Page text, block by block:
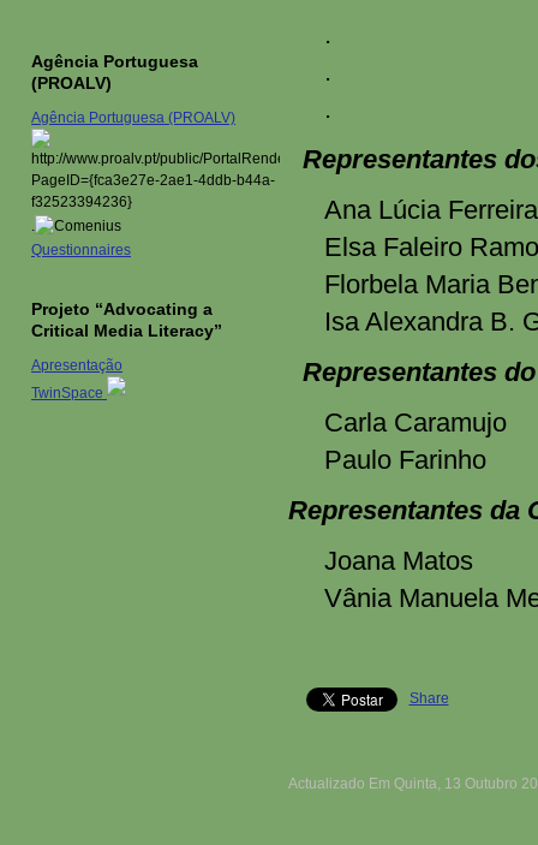
.
.
.
Representantes
Ana Lúcia
Elsa Faleiro
Florbela Maria
Isa Alexandra B.
Representantes
Carla Caramujo
Paulo Farinho
Representantes da
Joana Matos
Vânia Manuela
Share
Actualizado Em Quinta, 13 Outubro
Agência Portuguesa
(PROALV)
Agência Portuguesa (PROALV)
.
Questionnaires
Projeto “Advocating a
Critical Media Literacy”
Apresentação
TwinSpace